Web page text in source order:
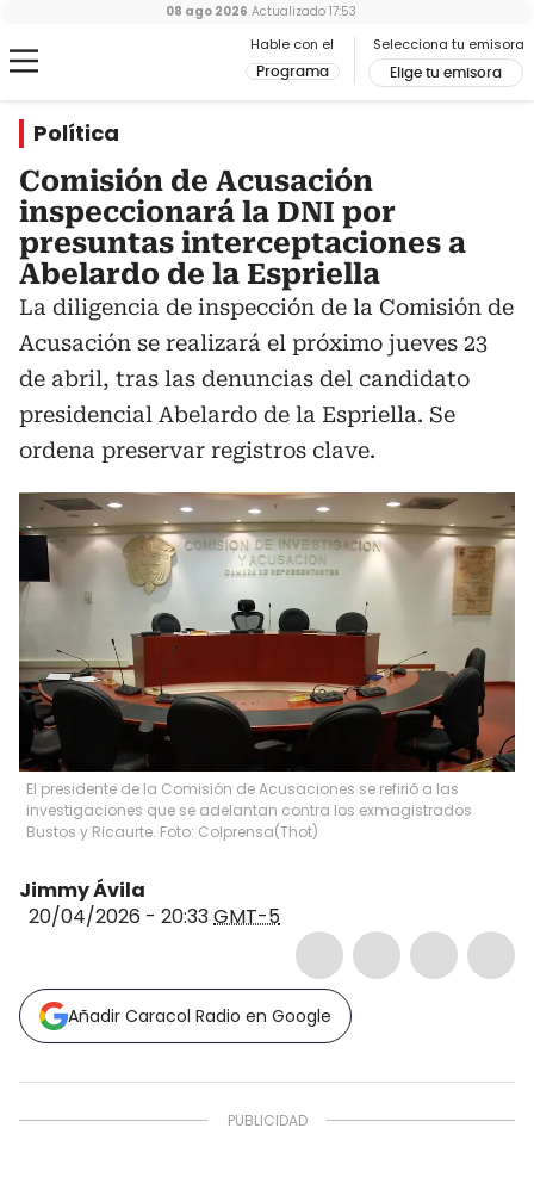
Hable con el
Programa
Selecciona tu emisora
Elige tu emisora
08 ago 2026 Actualizado 17:53
Política
Comisión de Acusación
inspeccionará la DNI por
presuntas interceptaciones a
Abelardo de la Espriella
La diligencia de inspección de la Comisión de
Acusación se realizará el próximo jueves 23
de abril, tras las denuncias del candidato
presidencial Abelardo de la Espriella. Se
ordena preservar registros clave.
El presidente de la Comisión de Acusaciones se refirió a las
investigaciones que se adelantan contra los exmagistrados
Bustos y Ricaurte. Foto: Colprensa(Thot)
Jimmy Ávila
20/04/2026 - 20:33GMT-5
Añadir Caracol Radio en Google